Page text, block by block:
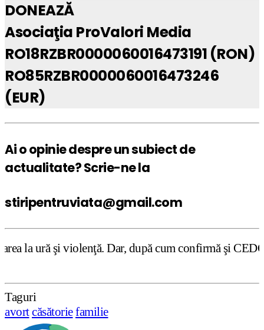
DONEAZĂ
Asociaţia ProValori Media
RO18RZBR0000060016473191 (RON)
RO85RZBR0000060016473246
(EUR)
Ai o opinie despre un subiect de
actualitate? Scrie-ne la
stiripentruviata@gmail.com
Dar, după cum confirmă şi CEDO în cazul
Taguri
avortcăsătoriefamilie